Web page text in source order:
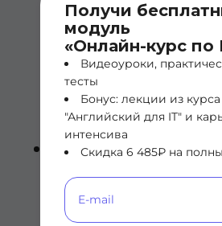
Получи
модуль
«Онлайн-курс по
Видеоуроки,
тесты
Бонус: лекции из курса
"Английский для IT" и
интенсива
Скидка 6 485₽ на
безотказным. Для
нужны надежные
части и компоненты,
выйдут из строя от
использования.
Бесперебойное
электроснабжение.
обрабатывает